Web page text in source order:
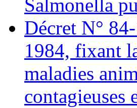
Salmonella
Décret N°
1984, fixant
maladies
contagieuses